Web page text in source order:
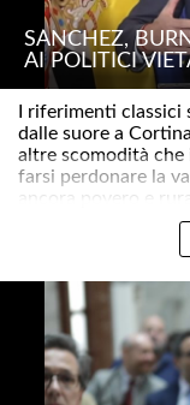
SÁNCHEZ,
AI POLITICI
I riferimenti
dalle suore a
altre scomodità
farsi perdonare la
ancora povero e